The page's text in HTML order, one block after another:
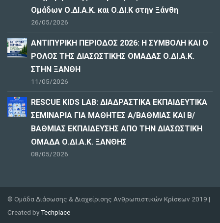
Ομάδων Ο.ΔΙ.Α.Κ. και Ο.ΔΙ.Κ στην Ξάνθη
26/05/2026
ΑΝΤΙΠΥΡΙΚΗ ΠΕΡΙΟΔΟΣ 2026: Η ΣΥΜΒΟΛΗ ΚΑΙ Ο
ΡΟΛΟΣ ΤΗΣ ΔΙΑΣΩΣΤΙΚΗΣ ΟΜΑΔΑΣ Ο.ΔΙ.Α.Κ.
ΣΤΗΝ ΞΑΝΘΗ
11/05/2026
RESCUE KIDS LAB: ΔΙAΔΡΑΣΤΙΚΑ ΕΚΠΑΙΔΕΥΤΙΚΑ
ΣΕΜΙΝΑΡΙΑ ΓΙΑ ΜΑΘΗΤΕΣ Α/ΒΑΘΜΙΑΣ ΚΑΙ Β/
ΒΑΘΜΙΑΣ ΕΚΠΑΙΔΕΥΣΗΣ ΑΠΟ ΤΗΝ ΔΙΑΣΩΣΤΙΚΗ
ΟΜΑΔΑ Ο.ΔΙ.Α.Κ. ΞΑΝΘΗΣ
08/05/2026
© Ομάδα Διάσωσης & Διαχείρισης Ανθρωπιστικών Κρίσεων 2019 |
Created byTechplace